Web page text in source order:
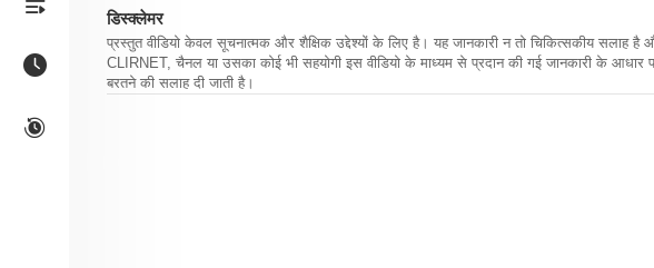
डिस्क्लेमर
प्रस्तुत वीडियो केवल सूचनात्मक और शैक्षिक उद्देश्यों के लिए है। यह जानकारी न तो चिकित्सकीय सलाह है
CLIRNET, चैनल या उसका कोई भी सहयोगी इस वीडियो के माध्यम से प्रदान की गई जानकारी के आधार पर
बरतने की सलाह दी जाती है।